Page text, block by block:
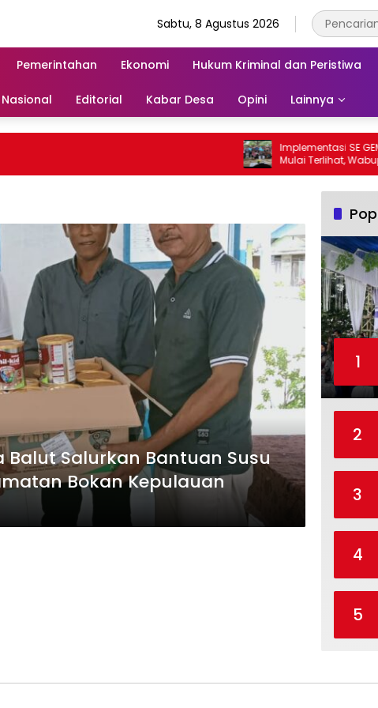
Sabtu, 8 Agustus 2026
Pemerintahan Ekonomi Hukum Kriminal dan Peristiwa
Nasional Editorial Kabar Desa Opini Lainnya
Implementasi SE GEMAR
Mulai Terlihat, Wabup
Para Ayah di Banggai
Balut Salurkan Bantuan Susu
Bokan Kepulauan
1
2
3
4
5